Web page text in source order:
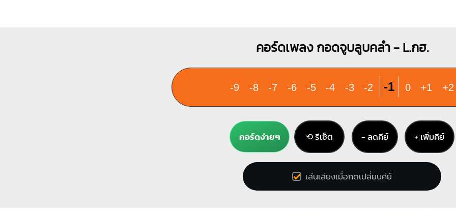
คอร์ดเพลง กอดจูบลูบคลำ - L.กฮ.
-9 -8 -7 -6 -5 -4 -3 -2 -1 0 +1 +2
คอร์ดง่ายๆ ⟲ รีเซ็ต − ลดคีย์ + เพิ่มคีย์
เล่นเสียงเมื่อกดเปลี่ยนคีย์